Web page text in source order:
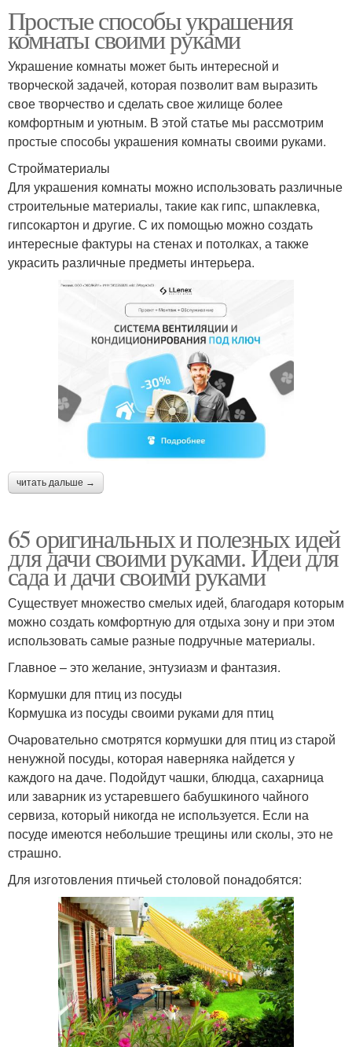
Простые способы украшения
комнаты своими руками
Украшение комнаты может быть интересной и
творческой задачей, которая позволит вам выразить
свое творчество и сделать свое жилище более
комфортным и уютным. В этой статье мы рассмотрим
простые способы украшения комнаты своими руками.
Стройматериалы
Для украшения комнаты можно использовать различные
строительные материалы, такие как гипс, шпаклевка,
гипсокартон и другие. С их помощью можно создать
интересные фактуры на стенах и потолках, а также
украсить различные предметы интерьера.
читать дальше →
65 оригинальных и полезных идей
для дачи своими руками. Идеи для
сада и дачи своими руками
Существует множество смелых идей, благодаря которым
можно создать комфортную для отдыха зону и при этом
использовать самые разные подручные материалы.
Главное – это желание, энтузиазм и фантазия.
Кормушки для птиц из посуды
Кормушка из посуды своими руками для птиц
Очаровательно смотрятся кормушки для птиц из старой
ненужной посуды, которая наверняка найдется у
каждого на даче. Подойдут чашки, блюдца, сахарница
или заварник из устаревшего бабушкиного чайного
сервиза, который никогда не используется. Если на
посуде имеются небольшие трещины или сколы, это не
страшно.
Для изготовления птичьей столовой понадобятся: